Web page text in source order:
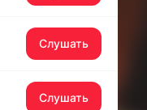
Слушать
Слушать